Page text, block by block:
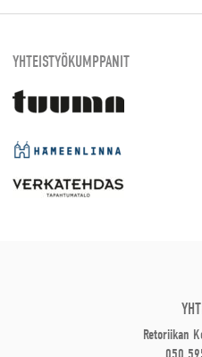
YHTEISTYÖKUMPPANIT
Retoriikan